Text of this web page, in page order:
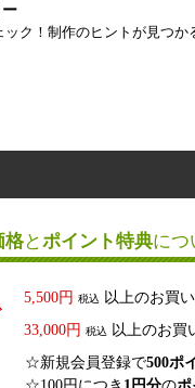
ク！制作のヒントが見つか
格とポイント特典につ
5,500円 税込 以上のお買
33,000円 税込 以上のお買
☆新規会員登録で500ポ